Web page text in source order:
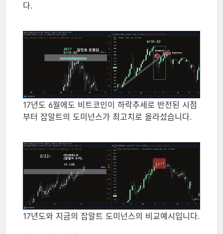
다.
17년도 6월에도 비트코인이 하락추세로 반전된 시점
부터 잡알트의 도미넌스가 최고치로 올라섰습니다.
17년도와 지금의 잡알트 도미넌스의 비교예시입니다.